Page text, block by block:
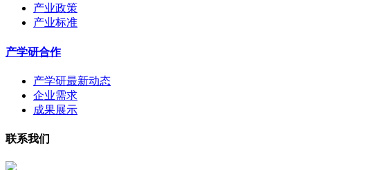
产业政策
产业标准
产学研合作
产学研最新动态
企业需求
成果展示
联系我们